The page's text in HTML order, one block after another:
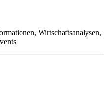
Wirtschaftsanalysen,